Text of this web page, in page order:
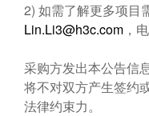
2) 如需了解更多项目
Lin.Li3@h3c.com ，
采购方发出本公告信
将不对双方产生签约
法律约束力。